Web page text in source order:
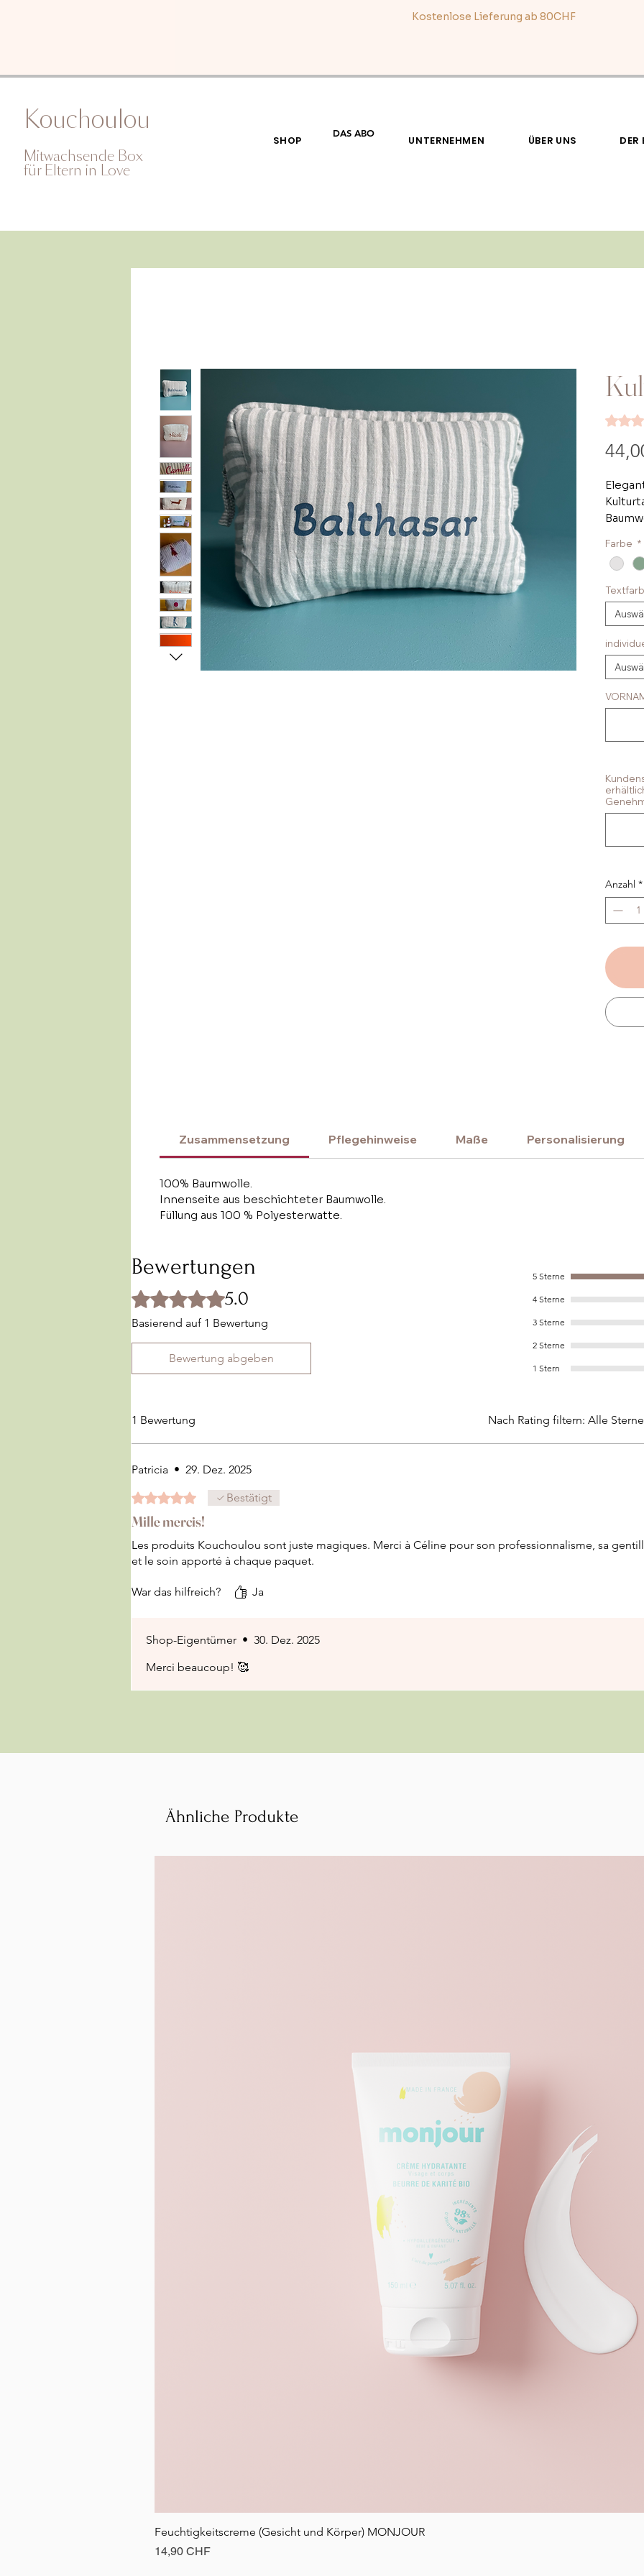
Kostenlose Lieferung ab 80CHF
Kouchoulou
Mitwachsende Box
für Eltern in Love
SHOP UNTERNEHMEN ÜBER UNS DER
DAS ABO
Das
Farbe *
Anzahl *
Zusammensetzung Pflegehinweise Maße Personalisierung
100% Baumwolle.
Innenseite aus beschichteter Baumwolle.
Füllung aus 100 % Polyesterwatte.
Bewertungen
Mit 5 von 5 Sternen bewertet.
5.0
Basierend auf 1 Bewertung
Bewertung abgeben
5 Sterne
4 Sterne
3 Sterne
2 Sterne
1 Stern
1 Bewertung Nach Rating filtern: Alle Sterne
Patricia • 29. Dez. 2025
Mit 5 von 5 Sternen bewertet.
Bestätigt
Mille mercis!
Les produits Kouchoulou sont juste magiques. Merci à Céline pour son professionnalisme, sa
et le soin apporté à chaque paquet.
War das hilfreich? Ja
Shop-Eigentümer • 30. Dez. 2025
Merci beaucoup! 🥰
Ähnliche Produkte
Feuchtigkeitscreme (Gesicht und Körper) MONJOUR
Preis
14,90 CHF